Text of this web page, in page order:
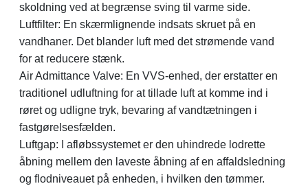
skoldning ved at begrænse sving til varme side.
Luftfilter: En skærmlignende indsats skruet på en
vandhaner. Det blander luft med det strømende vand
for at reducere stænk.
Air Admittance Valve: En VVS-enhed, der erstatter en
traditionel udluftning for at tillade luft at komme ind i
røret og udligne tryk, bevaring af vandtætningen i
fastgørelsesfælden.
Luftgap: I afløbssystemet er den uhindrede lodrette
åbning mellem den laveste åbning af en affaldsledning
og flodniveauet på enheden, i hvilken den tømmer.